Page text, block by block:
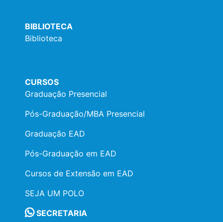
BIBLIOTECA
Biblioteca
CURSOS
Graduação Presencial
Pós-Graduação/MBA Presencial
Graduação EAD
Pós-Graduação em EAD
Cursos de Extensão em EAD
SEJA UM POLO
SECRETARIA